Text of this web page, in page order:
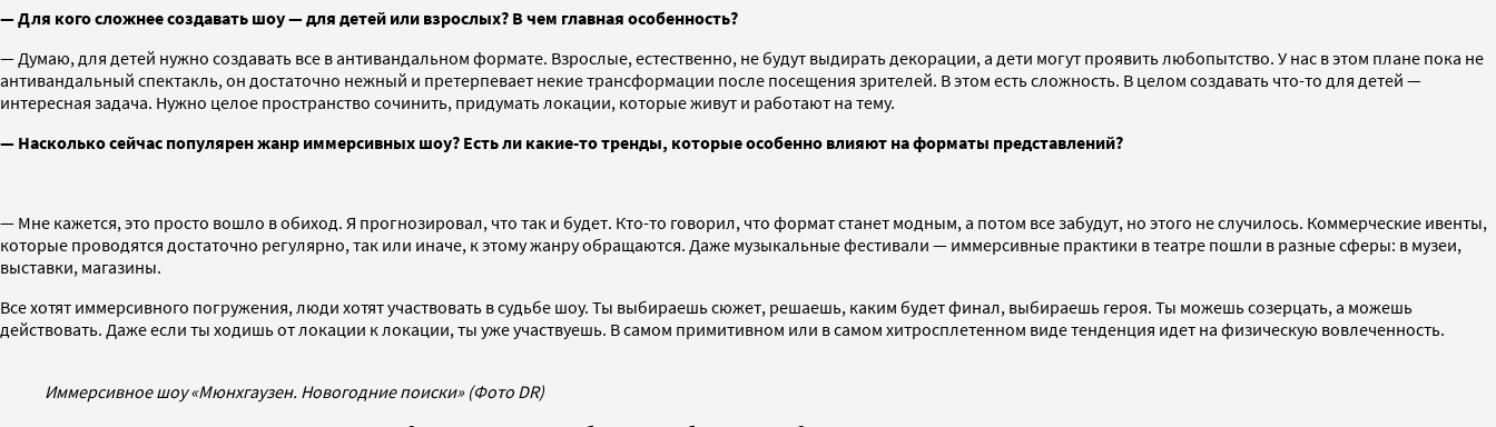
— Для кого сложнее создавать шоу — для детей или взрослых? В чем главная особенность?
— Думаю, для детей нужно создавать все в антивандальном формате. Взрослые, естественно, не будут выдирать декорации, а дети могут проявить любопытство. У нас в этом плане пока не
антивандальный спектакль, он достаточно нежный и претерпевает некие трансформации после посещения зрителей. В этом есть сложность. В целом создавать что-то для детей —
интересная задача. Нужно целое пространство сочинить, придумать локации, которые живут и работают на тему.
— Насколько сейчас популярен жанр иммерсивных шоу? Есть ли какие-то тренды, которые особенно влияют на форматы представлений?
— Мне кажется, это просто вошло в обиход. Я прогнозировал, что так и будет. Кто-то говорил, что формат станет модным, а потом все забудут, но этого не случилось. Коммерческие ивенты,
которые проводятся достаточно регулярно, так или иначе, к этому жанру обращаются. Даже музыкальные фестивали — иммерсивные практики в театре пошли в разные сферы: в музеи,
выставки, магазины.
Все хотят иммерсивного погружения, люди хотят участвовать в судьбе шоу. Ты выбираешь сюжет, решаешь, каким будет финал, выбираешь героя. Ты можешь созерцать, а можешь
действовать. Даже если ты ходишь от локации к локации, ты уже участвуешь. В самом примитивном или в самом хитросплетенном виде тенденция идет на физическую вовлеченность.
Иммерсивное шоу «Мюнхгаузен. Новогодние поиски» (Фото DR)